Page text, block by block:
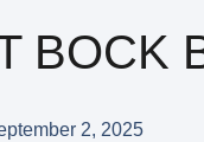
BOCK
2, 2025